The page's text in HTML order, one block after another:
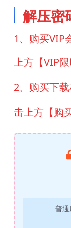
解压密
1、购买VIP
上方【VIP
2、购买下
击上方【购
普